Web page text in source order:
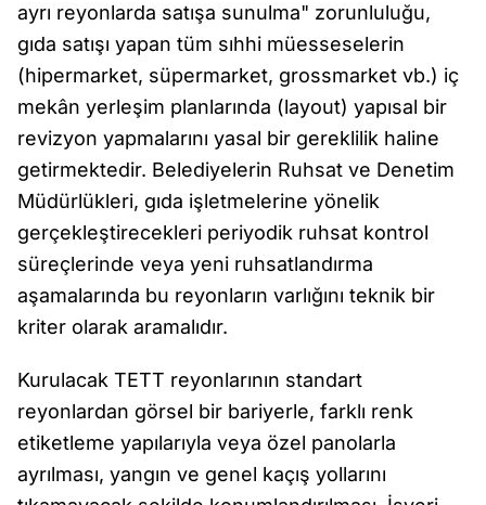
ayrı reyonlarda satışa sunulma" zorunluluğu,
gıda satışı yapan tüm sıhhi müesseselerin
(hipermarket, süpermarket, grossmarket vb.) iç
mekân yerleşim planlarında (layout) yapısal bir
revizyon yapmalarını yasal bir gereklilik haline
getirmektedir. Belediyelerin Ruhsat ve Denetim
Müdürlükleri, gıda işletmelerine yönelik
gerçekleştirecekleri periyodik ruhsat kontrol
süreçlerinde veya yeni ruhsatlandırma
aşamalarında bu reyonların varlığını teknik bir
kriter olarak aramalıdır.
Kurulacak TETT reyonlarının standart
reyonlardan görsel bir bariyerle, farklı renk
etiketleme yapılarıyla veya özel panolarla
ayrılması, yangın ve genel kaçış yollarını